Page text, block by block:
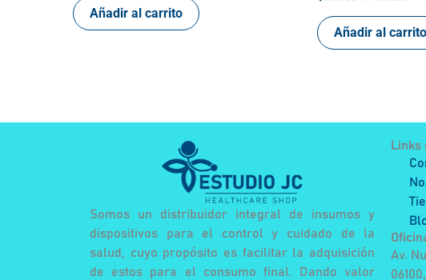
Añadir al carrito
Añadir al carrito
Somos un distribuidor integral de insumos y
dispositivos para el control y cuidado de la
salud, cuyo propósito es facilitar la adquisición
de estos para el consumo final. Dando valor
Links
Av.